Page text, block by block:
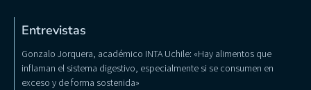
Entrevistas
Gonzalo Jorquera, académico INTA Uchile: «Hay alimentos que
inflaman el sistema digestivo, especialmente si se consumen en
exceso y de forma sostenida»